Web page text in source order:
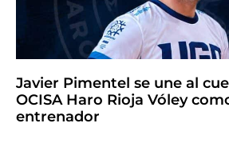
Javier Pimentel se une al
OCISA Haro Rioja Vóley
entrenador